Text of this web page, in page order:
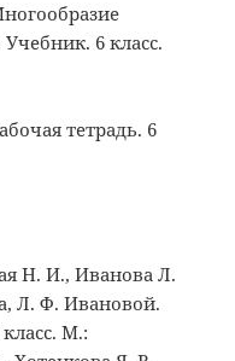
6 класс.
тетрадь. 6
Н. И., Иванова Л.
Л. Ф. Ивановой.
М.: